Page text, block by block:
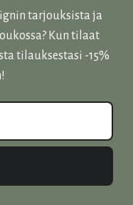
tarjouksista ja
Kun tilaat
tilauksestasi -15%